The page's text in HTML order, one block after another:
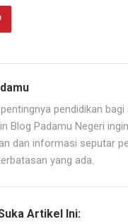
pendidikan
Blog Padamu Negeri
dan informasi seputar
yang ada.
Artikel Ini: